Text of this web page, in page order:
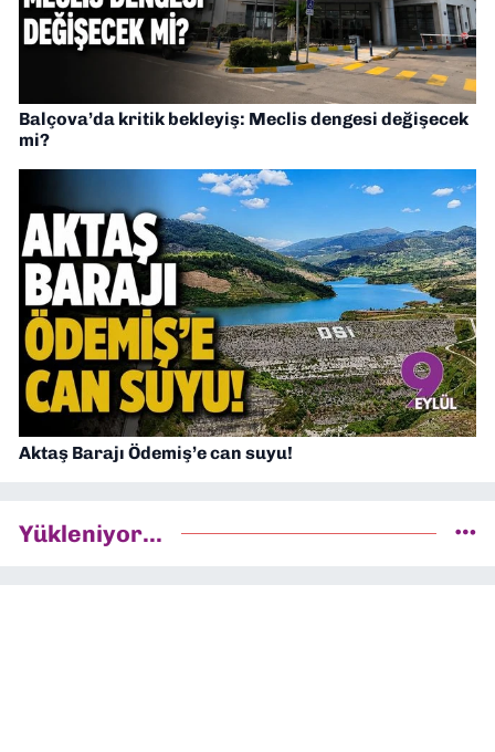
Balçova’da kritik bekleyiş: Meclis dengesi değişecek
mi?
Aktaş Barajı Ödemiş’e can suyu!
Yükleniyor...